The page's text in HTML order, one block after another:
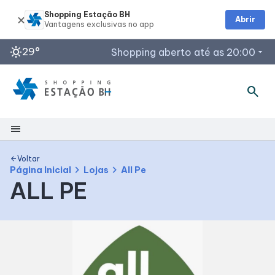
sunny29° Shopping aberto até as 20:00 arrow_drop_down
search
menu
Shopping
Mapa Interno
Facilidades
arrow_backVoltar
Página Inicial chevron_right Lojas chevron_right All Pe
ALL PE
Shopping Estação BH
Abrir